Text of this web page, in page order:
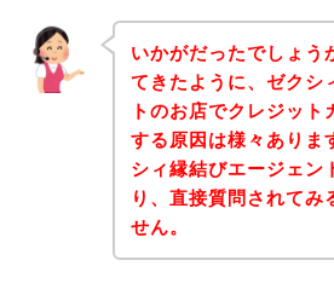
いかがだったでしょう
てきたように、ゼクシ
トのお店でクレジット
する原因は様々ありま
シィ縁結びエージェン
り、直接質問されてみ
せん。